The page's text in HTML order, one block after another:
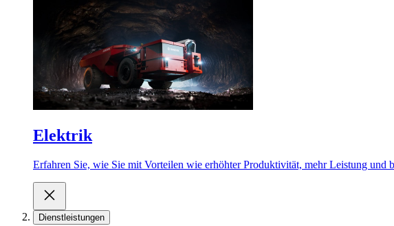
Elektrik
Erfahren Sie, wie Sie mit Vorteilen wie erhöhter Produktivität, mehr Leistung und
Dienstleistungen